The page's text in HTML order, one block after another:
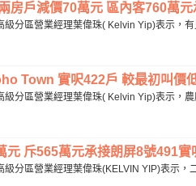
房戶減價70萬元 區內客760萬元
級分區營業經理葉偉珠( Kelvin Yip)表示，
Town 實呎422戶 較最初叫價
級分區營業經理葉偉珠( Kelvin Yip)表示，
元 斥565萬元承接朗屏8號491
級分區營業經理葉偉珠(KELVIN YIP)表示